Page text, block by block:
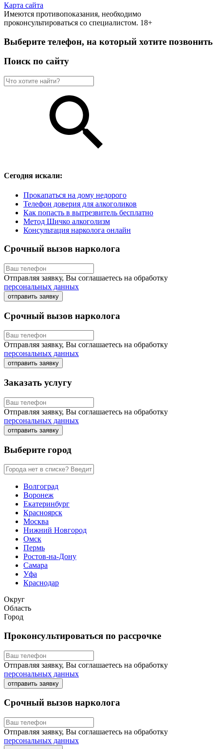
Карта сайта
Имеются противопоказания, необходимо
проконсультироваться со специалистом. 18+
Выберите телефон, на который хотите позвонить
Поиск по сайту
Сегодня искали:
Прокапаться на дому недорого
Телефон доверия для алкоголиков
Как попасть в вытрезвитель бесплатно
Метод Шичко алкоголизм
Консультация нарколога онлайн
Срочный вызов нарколога
Отправляя заявку, Вы соглашаетесь на обработку
персональных данных
отправить заявку
Срочный вызов нарколога
Отправляя заявку, Вы соглашаетесь на обработку
персональных данных
отправить заявку
Заказать услугу
Отправляя заявку, Вы соглашаетесь на обработку
персональных данных
отправить заявку
Выберите город
Волгоград
Воронеж
Екатеринбург
Красноярск
Москва
Нижний Новгород
Омск
Пермь
Ростов-на-Дону
Самара
Уфа
Краснодар
Округ
Область
Город
Проконсультироваться по рассрочке
Отправляя заявку, Вы соглашаетесь на обработку
персональных данных
отправить заявку
Срочный вызов нарколога
Отправляя заявку, Вы соглашаетесь на обработку
персональных данных